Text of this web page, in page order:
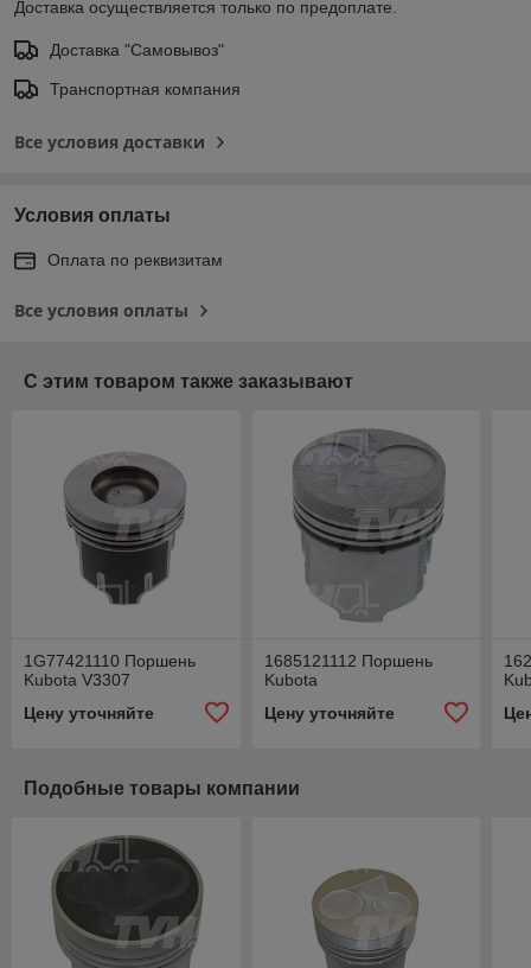
Доставка осуществляется только по предоплате.
Доставка "Самовывоз"
Транспортная компания
Все условия доставки
Условия оплаты
Оплата по реквизитам
Все условия оплаты
С этим товаром также заказывают
1G77421110 Поршень
Kubota V3307
Цену уточняйте
1685121112 Поршень
Kubota
Цену уточняйте
Подобные товары компании